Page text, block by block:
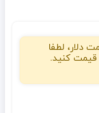
دلار، لطفا
قیمت کنید.